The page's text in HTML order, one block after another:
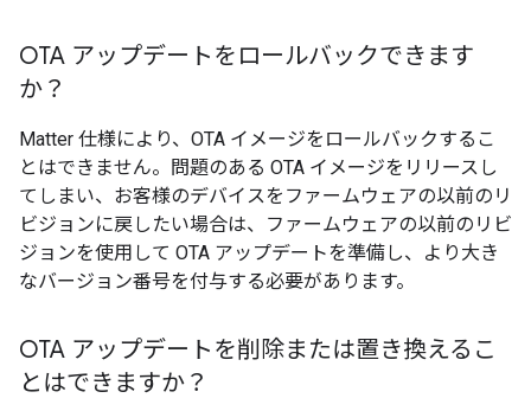
OTA アップデートをロールバックできます
か？
Matter 仕様により、OTA イメージをロールバックするこ
とはできません。問題のある OTA イメージをリリースし
てしまい、お客様のデバイスをファームウェアの以前のリ
ビジョンに戻したい場合は、ファームウェアの以前のリビ
ジョンを使用して OTA アップデートを準備し、より大き
なバージョン番号を付与する必要があります。
OTA アップデートを削除または置き換えるこ
とはできますか？